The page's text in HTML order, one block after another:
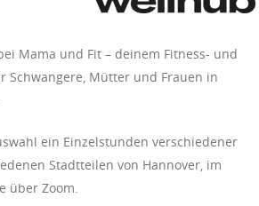
Mama und Fit – deinem Fitness- und
Schwangere, Mütter und Frauen in
ein Einzelstunden verschiedener
Stadtteilen von Hannover, im
über Zoom.